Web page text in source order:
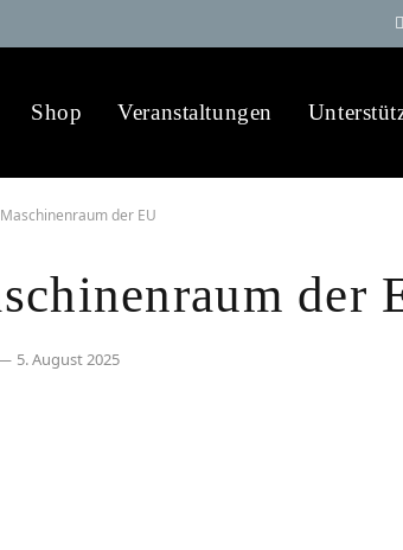
Shop Veranstaltungen
der EU
der
5. August 2025